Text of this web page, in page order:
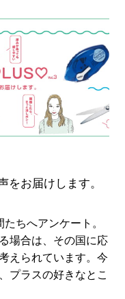
をお届けします。
ちへアンケート。
場合は、その国に応
えられています。今
プラスの好きなとこ